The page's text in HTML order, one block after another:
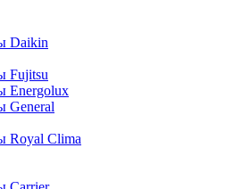
Daikin
Fujitsu
Energolux
General
Royal Clima